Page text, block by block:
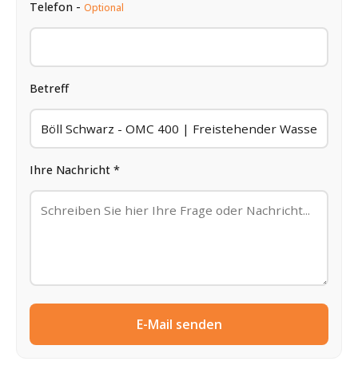
Telefon - Optional
Betreff
Ihre Nachricht *
E-Mail senden